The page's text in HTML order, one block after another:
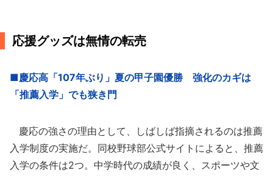
応援グッズは無情の転売
■慶応高「107年ぶり」夏の甲子園優勝 強化のカギは
「推薦入学」でも狭き門
慶応の強さの理由として、しばしば指摘されるのは推薦
入学制度の実施だ。同校野球部公式サイトによると、推薦
入学の条件は2つ。中学時代の成績が良く、スポーツや文